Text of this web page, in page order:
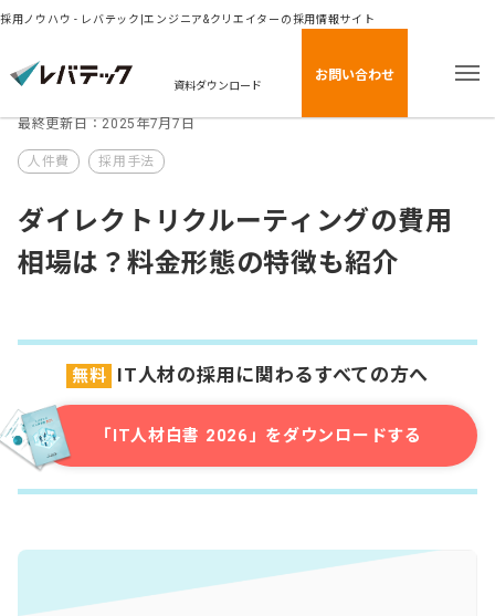
採用ノウハウ - レバテック|エンジニア&クリエイターの採用情報サイト
資料ダウンロード
お問い合わせ
最終更新日：2025年7月7日
人件費 採用手法
ダイレクトリクルーティングの費用
相場は？料金形態の特徴も紹介
無料 IT人材の採用に関わるすべての方へ
「IT人材白書 2026」をダウンロードする